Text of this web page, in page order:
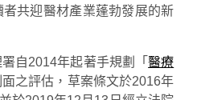
共迎醫材產業蓬勃發展的新
自2014年起著手規劃「醫療
面之評估，草案條文於2016年